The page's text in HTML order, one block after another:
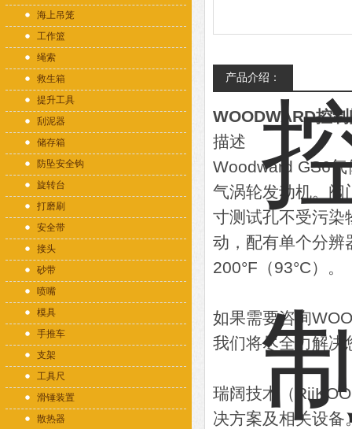
海上吊笼
工作篮
绳索
救生箱
提升工具
刮泥器
储存箱
防坠安全钩
旋转台
打磨刷
安全带
接头
砂带
喷嘴
模具
手推车
支架
工具尺
滑锤装置
散热器
产品介绍：
WOODWARD控
描述
Woodward GS6
气涡轮发动机。阀
寸测试孔不受污染
动，配有单个分辨
200°F（93°C）。
如果需要咨询
我们将尽全力解决
瑞阔技术（
决方案及相关设备